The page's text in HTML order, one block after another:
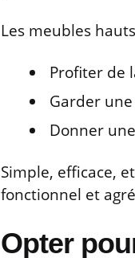
Les meubles
Profiter de
Garder
Donner
Simple, efficace,
fonctionnel et
Opter